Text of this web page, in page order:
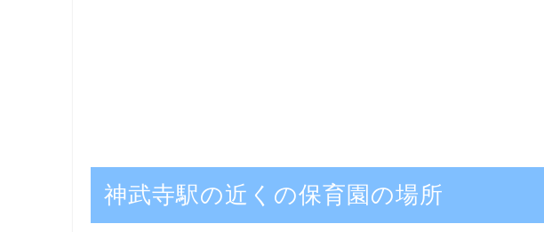
神武寺駅の近くの保育園の場所